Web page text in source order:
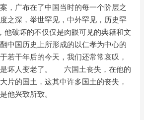
，广布在了中国当时的每一个阶层之
之深，举世罕见，中外罕见，历史罕
破坏的不仅仅是肉眼可见的典籍和文
中国历史上所形成的以仁孝为中心的
若干年后的今天，我们还常常哀叹，
是坏人变老了。 六国土丧失，在他的
片的国土，这其中许多国土的丧失，
他兴致所致。